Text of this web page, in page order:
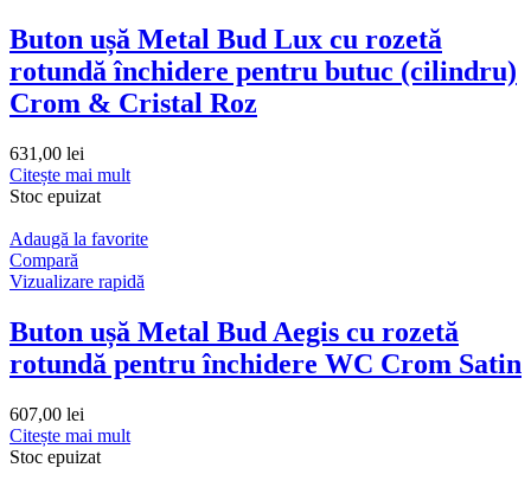
Buton ușă Metal Bud Lux cu rozetă
rotundă închidere pentru butuc (cilindru)
Crom & Cristal Roz
631,00 lei
Citește mai mult
Stoc epuizat
Adaugă la favorite
Compară
Vizualizare rapidă
Buton ușă Metal Bud Aegis cu rozetă
rotundă pentru închidere WC Crom Satin
607,00 lei
Citește mai mult
Stoc epuizat